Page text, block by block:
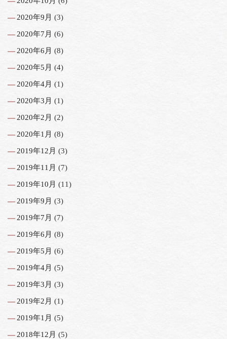
2020年9月 (3)
2020年7月 (6)
2020年6月 (8)
2020年5月 (4)
2020年4月 (1)
2020年3月 (1)
2020年2月 (2)
2020年1月 (8)
2019年12月 (3)
2019年11月 (7)
2019年10月 (11)
2019年9月 (3)
2019年7月 (7)
2019年6月 (8)
2019年5月 (6)
2019年4月 (5)
2019年3月 (3)
2019年2月 (1)
2019年1月 (5)
2018年12月 (5)